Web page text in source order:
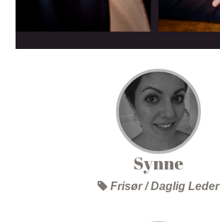
Synne
Frisør / Daglig Leder